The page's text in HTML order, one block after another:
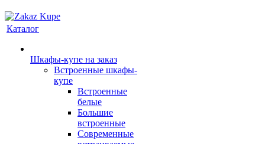
Каталог
Шкафы-купе на заказ
Встроенные шкафы-
купе
Встроенные
белые
Большие
встроенные
Современные